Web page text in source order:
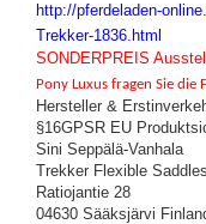
http://pferdeladen-
Trekker-1836.html
SONDERPREIS
Pony Luxus fragen Sie die
Hersteller &
§16GPSR EU
Sini Seppälä-Vanhala
Trekker Flexible
Ratiojantie 28
04630 Sääksjärvi